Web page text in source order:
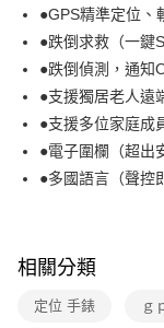
離島宅配-常溫商品
免運費
●GPS精準定位、
●跌倒求救（一鍵
●跌倒偵測，通知
●支援獨居老人遠
●支援多位家庭成
●電子圍欄（超出
●多國語言（聲控
相關分類
定位 手錶 ｇ